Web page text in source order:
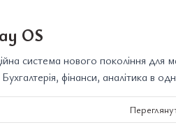
OS
система нового покоління для
Бухгалтерія, фінанси, аналітика в